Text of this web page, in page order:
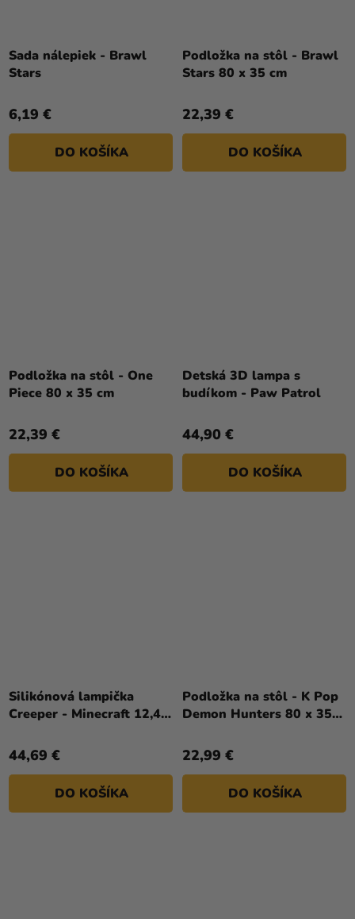
Sada nálepiek - Brawl
Stars
6,19 €
DO KOŠÍKA
Podložka na stôl - Brawl
Stars 80 x 35 cm
22,39 €
DO KOŠÍKA
Podložka na stôl - One
Piece 80 x 35 cm
22,39 €
DO KOŠÍKA
Detská 3D lampa s
budíkom - Paw Patrol
44,90 €
DO KOŠÍKA
Silikónová lampička
Creeper - Minecraft 12,4 ×
44,69 €
DO KOŠÍKA
Podložka na stôl - K Pop
Demon Hunters 80 x 35
22,99 €
DO KOŠÍKA